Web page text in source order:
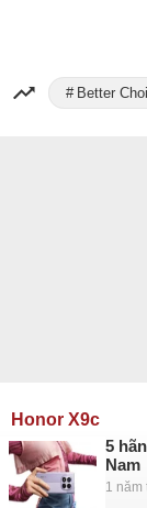
Better
Honor X9c
5
Nam
1 năm